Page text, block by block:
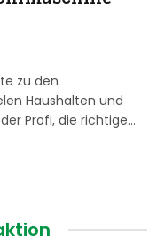
zu den
Haushalten und
Profi, die richtige…